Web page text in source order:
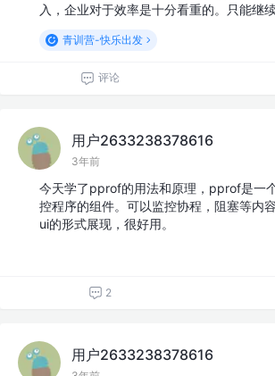
入，企业对于效率是十分看重的。只能继
青训营-快乐出发
评论
用户2633238378616
3年前
今天学了pprof的用法和原理，pprof是一
控程序的组件。可以监控协程，阻塞等内
ui的形式展现，很好用。
2
用户2633238378616